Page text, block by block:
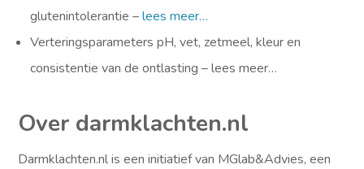
glutenintolerantie –lees meer…
Verteringsparameters pH, vet, zetmeel, kleur en
consistentie van de ontlasting – lees meer…
Over darmklachten.nl
Darmklachten.nl is een initiatief van MGlab&Advies, een